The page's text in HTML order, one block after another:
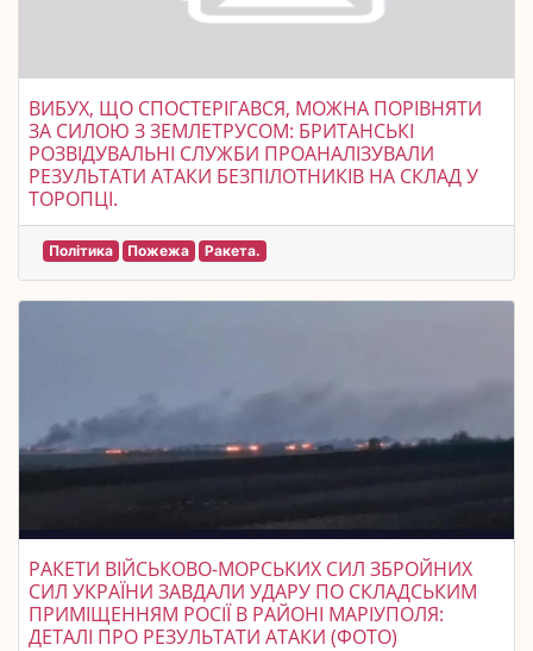
ВИБУХ, ЩО СПОСТЕРІГАВСЯ, МОЖНА ПОРІВНЯТИ
ЗА СИЛОЮ З ЗЕМЛЕТРУСОМ: БРИТАНСЬКІ
РОЗВІДУВАЛЬНІ СЛУЖБИ ПРОАНАЛІЗУВАЛИ
РЕЗУЛЬТАТИ АТАКИ БЕЗПІЛОТНИКІВ НА СКЛАД У
ТОРОПЦІ.
Політика Пожежа Ракета.
РАКЕТИ ВІЙСЬКОВО-МОРСЬКИХ СИЛ ЗБРОЙНИХ
СИЛ УКРАЇНИ ЗАВДАЛИ УДАРУ ПО СКЛАДСЬКИМ
ПРИМІЩЕННЯМ РОСІЇ В РАЙОНІ МАРІУПОЛЯ:
ДЕТАЛІ ПРО РЕЗУЛЬТАТИ АТАКИ (ФОТО)